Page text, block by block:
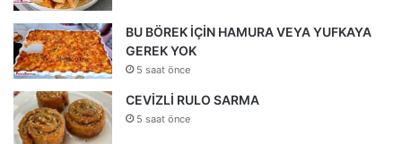
BU BÖREK İÇİN HAMURA VEYA YUFKAYA
GEREK YOK
5 saat önce
CEVİZLİ RULO SARMA
5 saat önce